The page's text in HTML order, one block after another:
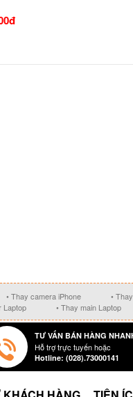
• Thay camera iPhone •
Laptop • Thay main Laptop
TƯ VẤN BÁN HÀNG
Hỗ trợ trực tuyến hoặc
Hotline: (028).73000141